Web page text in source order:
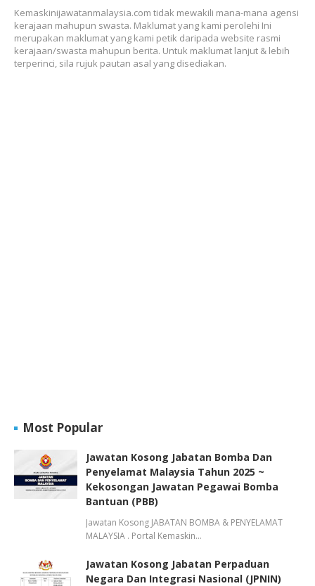
Kemaskinijawatanmalaysia.com tidak mewakili mana-mana agensi
kerajaan mahupun swasta. Maklumat yang kami perolehi Ini
merupakan maklumat yang kami petik daripada website rasmi
kerajaan/swasta mahupun berita. Untuk maklumat lanjut & lebih
terperinci, sila rujuk pautan asal yang disediakan.
Most Popular
Jawatan Kosong Jabatan Bomba Dan
Penyelamat Malaysia Tahun 2025 ~
Kekosongan Jawatan Pegawai Bomba
Bantuan (PBB)
Jawatan Kosong JABATAN BOMBA & PENYELAMAT
MALAYSIA . Portal Kemaskin…
Jawatan Kosong Jabatan Perpaduan
Negara Dan Integrasi Nasional (JPNIN)